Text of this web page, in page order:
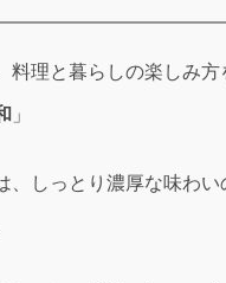
料理と暮らしの楽しみ
」
、しっとり濃厚な味わい